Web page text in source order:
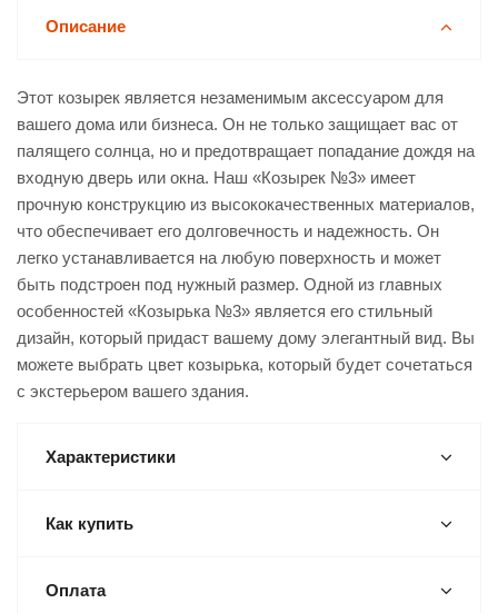
Описание
Этот козырек является незаменимым аксессуаром для
вашего дома или бизнеса. Он не только защищает вас от
палящего солнца, но и предотвращает попадание дождя на
входную дверь или окна. Наш «Козырек №3» имеет
прочную конструкцию из высококачественных материалов,
что обеспечивает его долговечность и надежность. Он
легко устанавливается на любую поверхность и может
быть подстроен под нужный размер. Одной из главных
особенностей «Козырька №3» является его стильный
дизайн, который придаст вашему дому элегантный вид. Вы
можете выбрать цвет козырька, который будет сочетаться
с экстерьером вашего здания.
Характеристики
Как купить
Оплата